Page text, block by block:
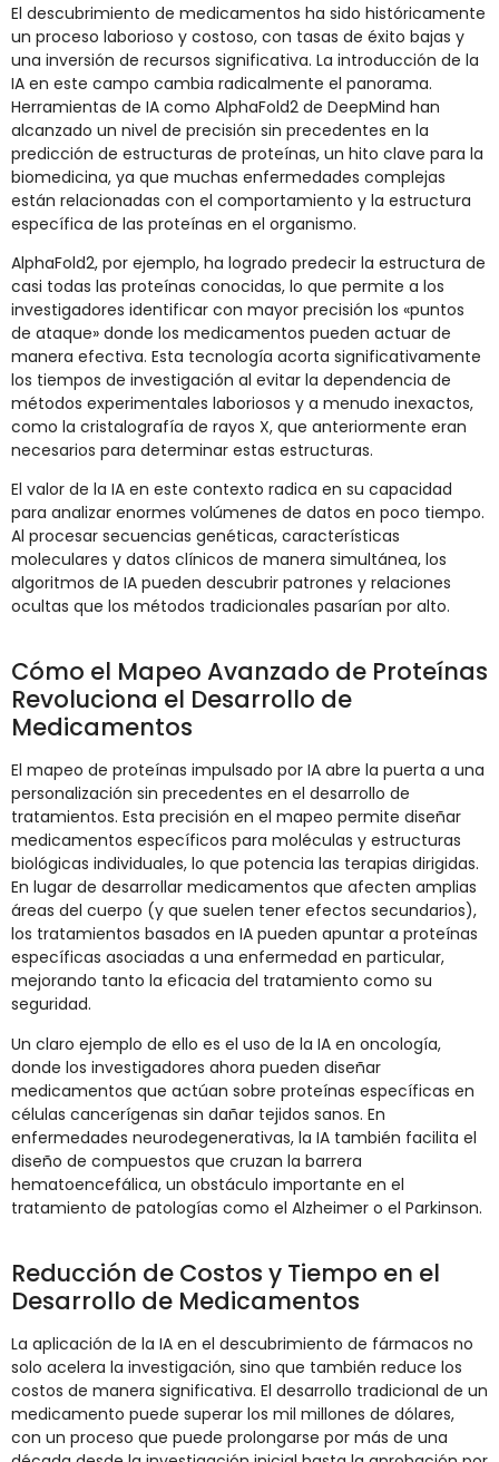
El descubrimiento de medicamentos ha sido históricamente
un proceso laborioso y costoso, con tasas de éxito bajas y
una inversión de recursos significativa. La introducción de la
IA en este campo cambia radicalmente el panorama.
Herramientas de IA como AlphaFold2 de DeepMind han
alcanzado un nivel de precisión sin precedentes en la
predicción de estructuras de proteínas, un hito clave para la
biomedicina, ya que muchas enfermedades complejas
están relacionadas con el comportamiento y la estructura
específica de las proteínas en el organismo.
AlphaFold2, por ejemplo, ha logrado predecir la estructura de
casi todas las proteínas conocidas, lo que permite a los
investigadores identificar con mayor precisión los «puntos
de ataque» donde los medicamentos pueden actuar de
manera efectiva. Esta tecnología acorta significativamente
los tiempos de investigación al evitar la dependencia de
métodos experimentales laboriosos y a menudo inexactos,
como la cristalografía de rayos X, que anteriormente eran
necesarios para determinar estas estructuras.
El valor de la IA en este contexto radica en su capacidad
para analizar enormes volúmenes de datos en poco tiempo.
Al procesar secuencias genéticas, características
moleculares y datos clínicos de manera simultánea, los
algoritmos de IA pueden descubrir patrones y relaciones
ocultas que los métodos tradicionales pasarían por alto.
Cómo el Mapeo Avanzado de Proteínas
Revoluciona el Desarrollo de
Medicamentos
El mapeo de proteínas impulsado por IA abre la puerta a una
personalización sin precedentes en el desarrollo de
tratamientos. Esta precisión en el mapeo permite diseñar
medicamentos específicos para moléculas y estructuras
biológicas individuales, lo que potencia las terapias dirigidas.
En lugar de desarrollar medicamentos que afecten amplias
áreas del cuerpo (y que suelen tener efectos secundarios),
los tratamientos basados en IA pueden apuntar a proteínas
específicas asociadas a una enfermedad en particular,
mejorando tanto la eficacia del tratamiento como su
seguridad.
Un claro ejemplo de ello es el uso de la IA en oncología,
donde los investigadores ahora pueden diseñar
medicamentos que actúan sobre proteínas específicas en
células cancerígenas sin dañar tejidos sanos. En
enfermedades neurodegenerativas, la IA también facilita el
diseño de compuestos que cruzan la barrera
hematoencefálica, un obstáculo importante en el
tratamiento de patologías como el Alzheimer o el Parkinson.
Reducción de Costos y Tiempo en el
Desarrollo de Medicamentos
La aplicación de la IA en el descubrimiento de fármacos no
solo acelera la investigación, sino que también reduce los
costos de manera significativa. El desarrollo tradicional de un
medicamento puede superar los mil millones de dólares,
con un proceso que puede prolongarse por más de una